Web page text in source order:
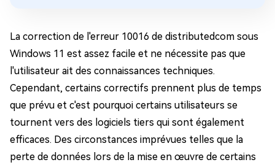
La correction de l'erreur 10016 de distributedcom sous
Windows 11 est assez facile et ne nécessite pas que
l'utilisateur ait des connaissances techniques.
Cependant, certains correctifs prennent plus de temps
que prévu et c'est pourquoi certains utilisateurs se
tournent vers des logiciels tiers qui sont également
efficaces. Des circonstances imprévues telles que la
perte de données lors de la mise en œuvre de certains